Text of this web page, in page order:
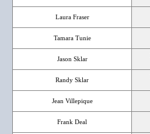
Laura Fraser
Tamara Tunie
Jason Sklar
Randy Sklar
Jean Villepique
Frank Deal